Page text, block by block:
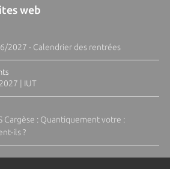
web
2027 - Calendrier des rentrées
| IUT
Cargèse : Quantiquement votre :
ils ?